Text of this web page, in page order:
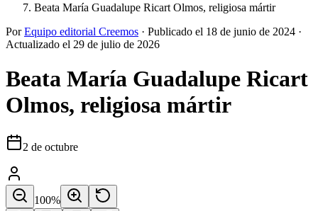
Beata María Guadalupe Ricart Olmos, religiosa mártir
Por Equipo editorial Creemos · Publicado el 18 de junio de 2024 ·
Actualizado el 29 de julio de 2026
Beata María Guadalupe Ricart
Olmos, religiosa mártir
2 de octubre
100%